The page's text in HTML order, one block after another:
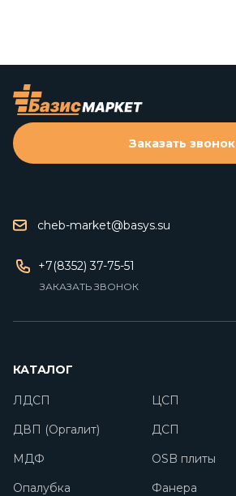
cheb-market@basys.su
+7(8352) 37-75-51
ЗАКАЗАТЬ ЗВОНОК
Заказать звонок
КАТАЛОГ
ЛДСП
ЦСП
ДВП (Оргалит)
ДСП
МДФ
OSB плиты
Опалубка
Фанера